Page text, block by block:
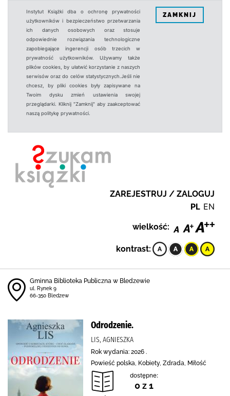
Instytut Książki dba o ochronę prywatności
użytkowników i bezpieczeństwo przetwarzania
ich danych osobowych oraz stosuje
odpowiednie rozwiązania technologiczne
zapobiegające ingerencji osób trzecich w
prywatność użytkowników. Używamy także
plików cookies, by ułatwić korzystanie z naszych
serwisów oraz do celów statystycznych.Jeśli nie
chcesz, by pliki cookies były zapisywane na
Twoim dysku zmień ustawienia swojej
przeglądarki. Kliknij "Zamknij" aby zaakceptować
naszą politykę prywatności.
ZAMKNIJ
ZAREJESTRUJ / ZALOGUJ
PL EN
wielkość:
kontrast:
Gminna Biblioteka Publiczna w Bledzewie
ul. Rynek 9
66-350 Bledzew
Odrodzenie.
LIS, AGNIESZKA
Rok wydania: 2026 .
Powieść polska, Kobiety, Zdrada, Miłość
dostępne:
0 z 1